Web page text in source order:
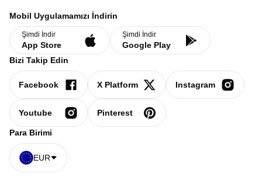
Mobil Uygulamamızı İndirin
Şimdi İndir
App Store
Şimdi İndir
Google Play
Bizi Takip Edin
Facebook X Platform Instagram
Youtube Pinterest
Para Birimi
EUR